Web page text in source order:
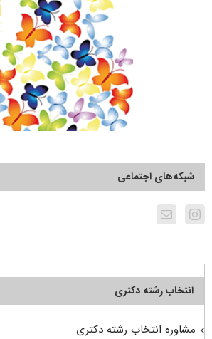
شبکه‌های اجتماعی
انتخاب رشته دکتری
مشاوره انتخاب رشته دکتری